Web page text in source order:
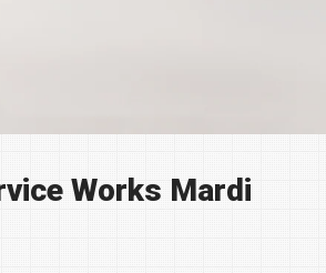
Works Mardi